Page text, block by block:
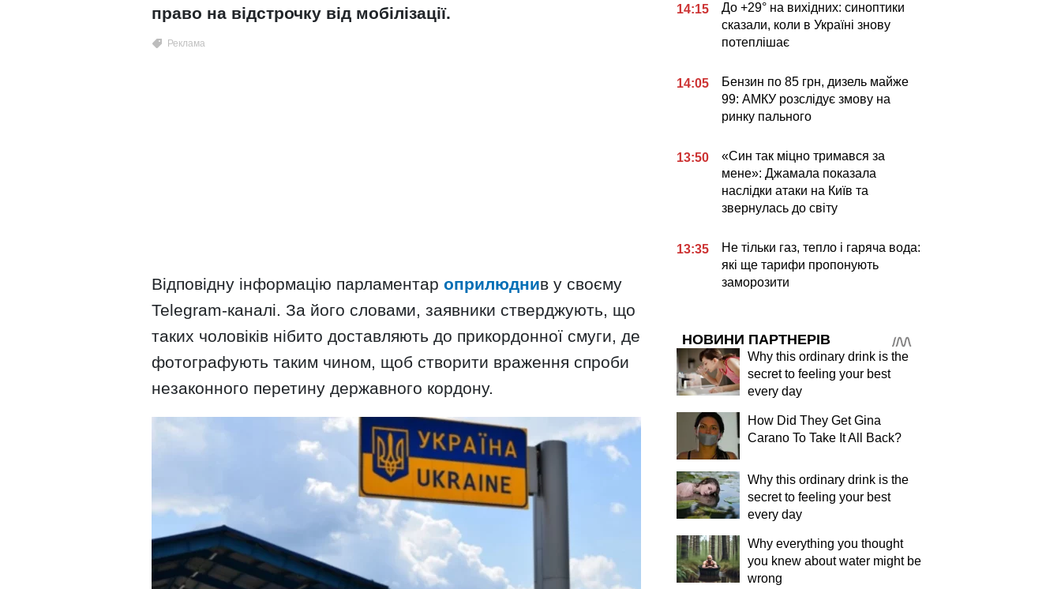
право на відстрочку від мобілізації.
Відповідну інформацію парламентар оприлюднив у своєму
Telegram-каналі. За його словами, заявники стверджують, що
таких чоловіків нібито доставляють до прикордонної смуги, де
фотографують таким чином, щоб створити враження спроби
незаконного перетину державного кордону.
14:15
До +29° на вихідних: синоптики
сказали, коли в Україні знову
потеплішає
14:05
Бензин по 85 грн, дизель майже
99: АМКУ розслідує змову на
ринку пального
13:50
«Син так міцно тримався за
мене»: Джамала показала
наслідки атаки на Київ та
звернулась до світу
13:35
Не тільки газ, тепло і гаряча вода:
які ще тарифи пропонують
заморозити
НОВИНИ ПАРТНЕРІВ
Why this ordinary drink is the
secret to feeling your best
every day
How Did They Get Gina
Carano To Take It All Back?
Why this ordinary drink is the
secret to feeling your best
every day
Why everything you thought
you knew about water might be
wrong